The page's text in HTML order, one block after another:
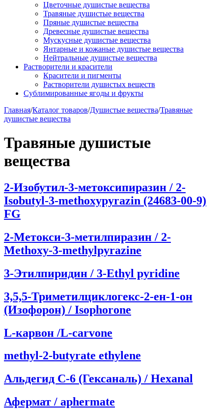
Цветочные душистые вещества
Травяные душистые вещества
Пряные душистые вещества
Древесные душистые вещества
Мускусные душистые вещества
Янтарные и кожаные душистые вещества
Нейтральные душистые вещества
Растворители и красители
Красители и пигменты
Растворители душистых веществ
Сублимированные ягоды и фрукты
Главная/Каталог товаров/Душистые вещества/Травяные
душистые вещества
Травяные душистые
вещества
2-Изобутил-3-метоксипиразин / 2-
Isobutyl-3-methoxypyrazin (24683-00-9)
FG
2-Метокси-3-метилпиразин / 2-
Methoxy-3-methylpyrazine
3-Этилпиридин / 3-Ethyl pyridine
3,5,5-Триметилциклогекс-2-ен-1-он
(Изофорон) / Isophorone
L-карвон /L-carvone
methyl-2-butyrate ethylene
Альдегид C-6 (Гексаналь) / Hexanal
Афермат / aphermate